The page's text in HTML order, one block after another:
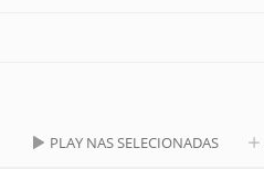
PLAY NAS SELECIONADAS